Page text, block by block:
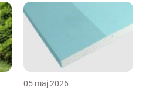
05 maj 2026